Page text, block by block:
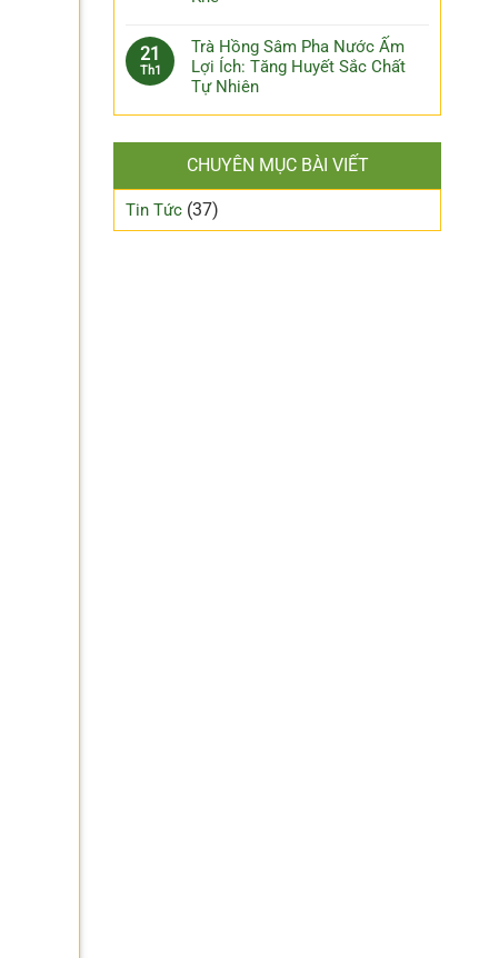
21
Th1
Trà Hồng Sâm Pha Nước Ấm
Lợi Ích: Tăng Huyết Sắc Chất
Tự Nhiên
CHUYÊN MỤC BÀI VIẾT
Tin Tức (37)